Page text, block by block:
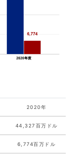
2020年
44,327百万ドル
6,774百万ドル